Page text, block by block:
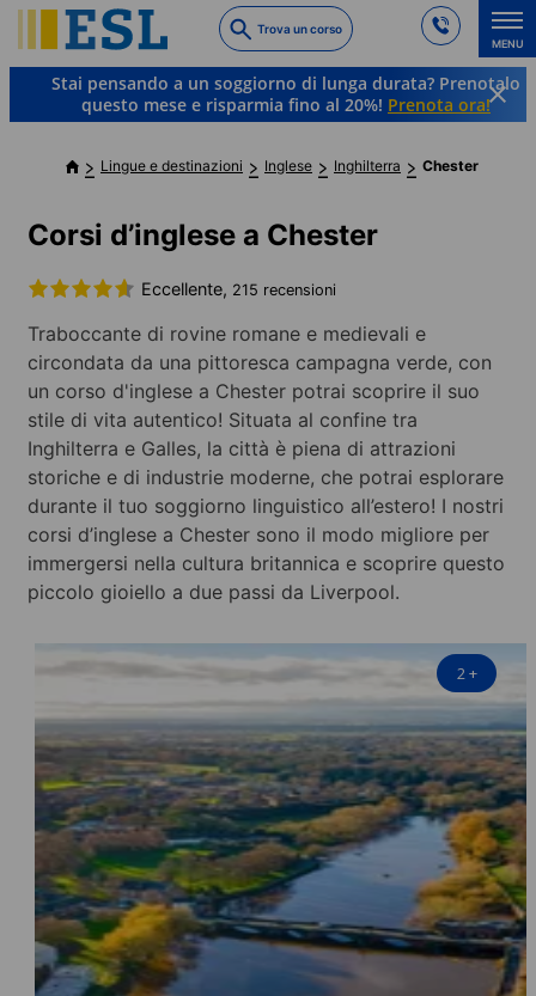
to
main
content
Trova un corso
MENU
Stai pensando a un soggiorno di lunga durata? Prenotalo
questo mese e risparmia fino al 20%! Prenota ora!
Lingue e destinazioni Inglese Inghilterra Chester
Corsi d’inglese a Chester
Eccellente, 215 recensioni
Traboccante di rovine romane e medievali e
circondata da una pittoresca campagna verde, con
un corso d'inglese a Chester potrai scoprire il suo
stile di vita autentico! Situata al confine tra
Inghilterra e Galles, la città è piena di attrazioni
storiche e di industrie moderne, che potrai esplorare
durante il tuo soggiorno linguistico all’estero! I nostri
corsi d’inglese a Chester sono il modo migliore per
immergersi nella cultura britannica e scoprire questo
piccolo gioiello a due passi da Liverpool.
2+